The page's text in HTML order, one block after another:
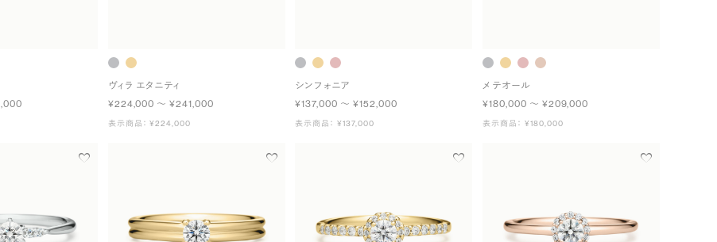
ヴィラ エタニティ
¥224,000 〜 ¥241,000
表示商品： ¥224,000
シンフォニア
¥137,000 〜 ¥152,000
表示商品： ¥137,000
メテオール
¥180,000 〜 ¥209,000
表示商品： ¥180,000